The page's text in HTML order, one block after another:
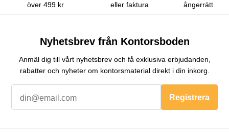
över 499 kr
eller faktura
ångerrätt
Nyhetsbrev från Kontorsboden
Anmäl dig till vårt nyhetsbrev och få exklusiva erbjudanden,
rabatter och nyheter om kontorsmaterial direkt i din inkorg.
Registrera